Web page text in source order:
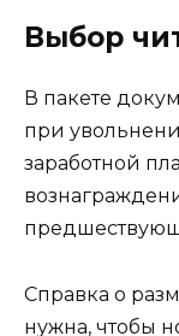
Выбор
В пакете
при
заработной
Справка о
нужна, чтобы